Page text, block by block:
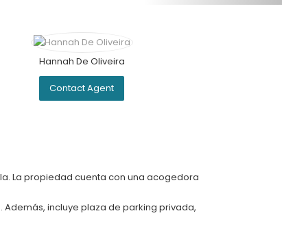
Hannah De Oliveira
Contact Agent
La propiedad cuenta con una acogedora
incluye plaza de parking privada,